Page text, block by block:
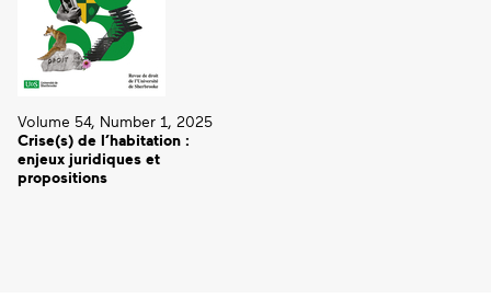
Volume 54, Number 1, 2025
Crise(s) de l’habitation :
enjeux juridiques et
propositions